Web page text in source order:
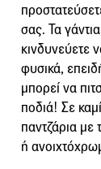
σας. Τα
κινδυνεύετε
φυσικά,
μπορεί να
ποδιά! Σε
παντζάρια
ή